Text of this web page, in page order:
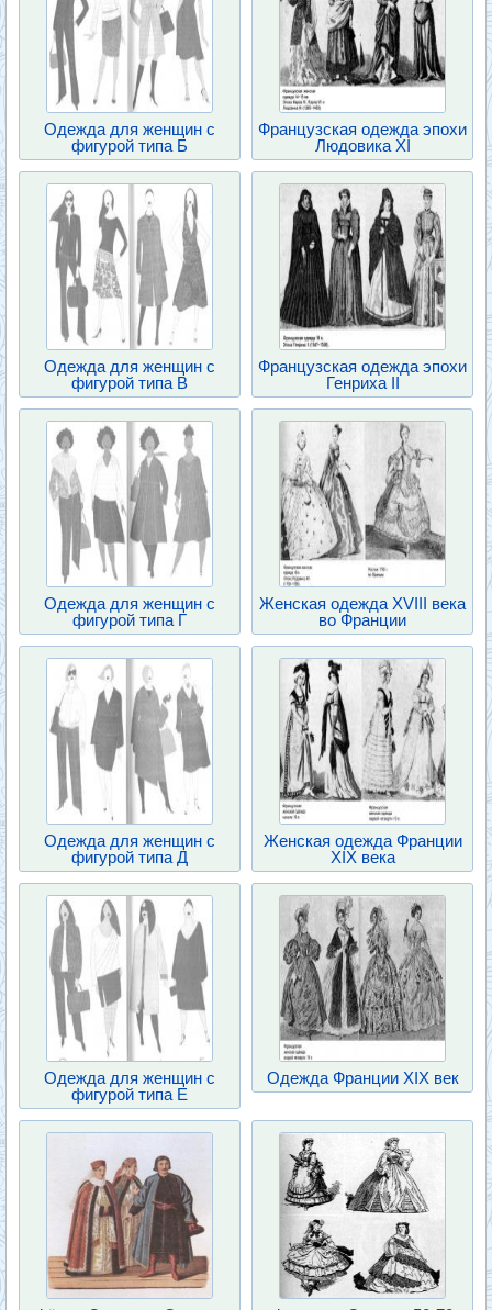
Одежда для женщин с
фигурой типа Б
Французская одежда эпохи
Людовика XI
Одежда для женщин с
фигурой типа В
Французская одежда эпохи
Генриха II
Одежда для женщин с
фигурой типа Г
Женская одежда XVIII века
во Франции
Одежда для женщин с
фигурой типа Д
Женская одежда Франции
XIX века
Одежда для женщин с
фигурой типа Е
Одежда Франции XIX век